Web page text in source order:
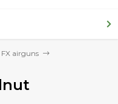
FX airguns